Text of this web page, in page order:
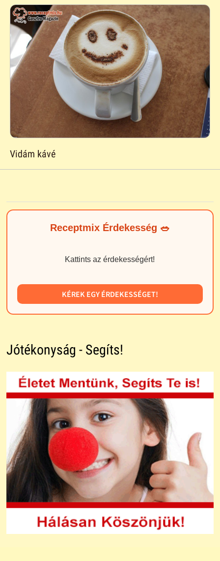
Vidám kávé
Receptmix Érdekesség 🥗
Kattints az érdekességért!
KÉREK EGY ÉRDEKESSÉGET!
Jótékonyság - Segíts!